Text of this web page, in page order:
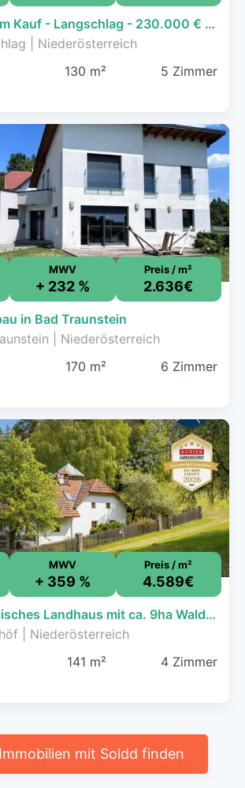
Bauernhaus zum Kauf - Langschlag - 230.000 € - 5 Zimmer, 130 m², 6.190 m² Grundstück
| Niederösterreich
130 m² 5 Zimmer
MWV
+ 232 %
Preis / m²
2.636€
in Bad Traunstein
| Niederösterreich
170 m² 6 Zimmer
MWV
+ 359 %
Preis / m²
4.589€
Einzellage: Idyllisches Landhaus mit ca. 9ha Wald und Teich
| Niederösterreich
141 m² 4 Zimmer
mit Soldd finden